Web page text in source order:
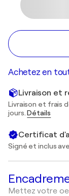
Achetez en
Livraison et
Livraison et frais
jours.Détails
Certificat
Signé et inclus
Mettez votre